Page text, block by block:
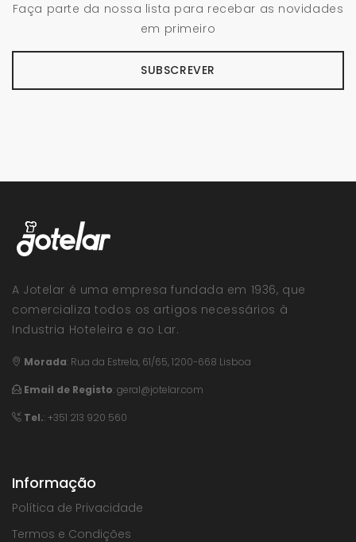
Faça parte da nossa lista para recebar as novidades
em primeiro
SUBSCREVER
A Jotelar é uma empresa fundada em 1936, que
comercializa todos os artigos necessários à
Industria Hoteleira e ao Lar.
Morada: Rua da Estrela, 61/65, 1200-668 Lisboa
Email de Registo:geral@jotelar.com
Tel.: +351 213 920 560
Informação
Política de Privacidade
Termos e Condições